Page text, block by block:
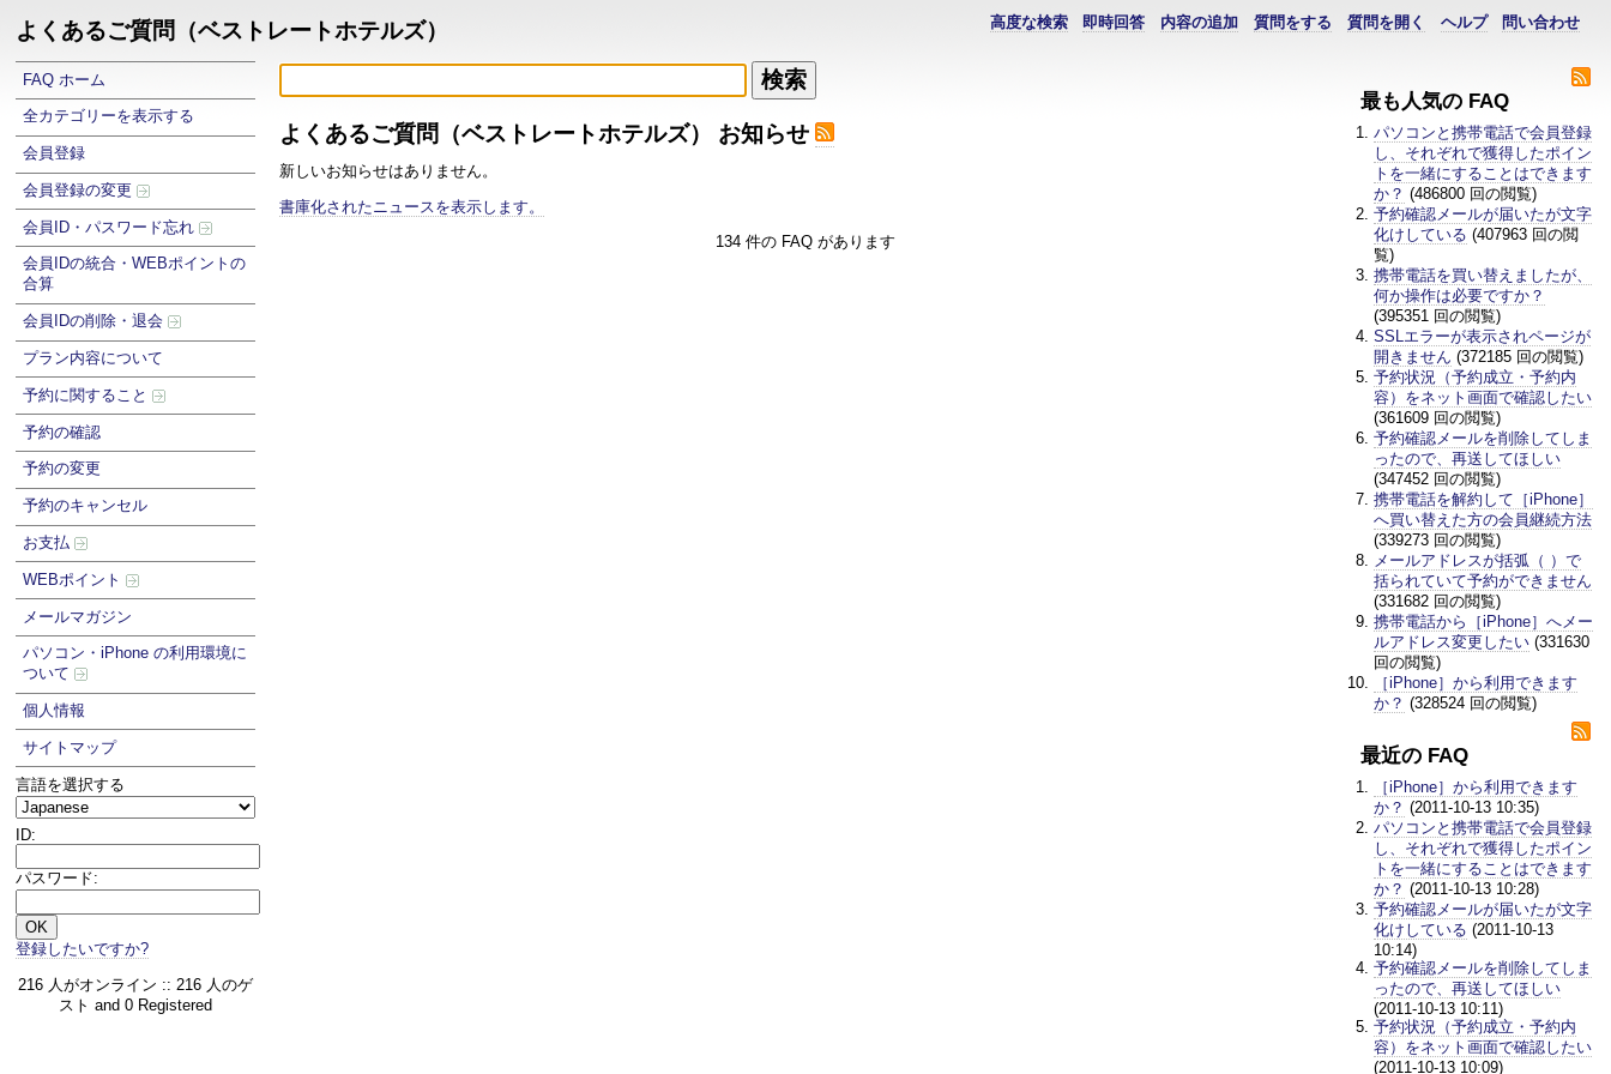
よくあるご質問（ベストレートホテルズ） 問い合わせ
ヘルプ
質問を開く
質問をする
内容の追加
即時回答
高度な検索
FAQ ホーム
全カテゴリーを表示する
会員登録
会員登録の変更
会員ID・パスワード忘れ
会員IDの統合・WEBポイントの
合算
会員IDの削除・退会
プラン内容について
予約に関すること
予約の確認
予約の変更
予約のキャンセル
お支払
WEBポイント
メールマガジン
パソコン・iPhone の利用環境に
ついて
個人情報
サイトマップ
言語を選択する
ID:
パスワード:
登録したいですか?
216 人がオンライン :: 216 人のゲ
スト and 0 Registered
最も人気の FAQ
パソコンと携帯電話で会員登録
し、それぞれで獲得したポイン
トを一緒にすることはできます
か？ (486800 回の閲覧)
予約確認メールが届いたが文字
化けしている (407963 回の閲
覧)
携帯電話を買い替えましたが、
何か操作は必要ですか？
(395351 回の閲覧)
SSLエラーが表示されページが
開きません (372185 回の閲覧)
予約状況（予約成立・予約内
容）をネット画面で確認したい
(361609 回の閲覧)
予約確認メールを削除してしま
ったので、再送してほしい
(347452 回の閲覧)
携帯電話を解約して［iPhone］
へ買い替えた方の会員継続方法
(339273 回の閲覧)
メールアドレスが括弧（ ）で
括られていて予約ができません
(331682 回の閲覧)
携帯電話から［iPhone］へメー
ルアドレス変更したい (331630
回の閲覧)
［iPhone］から利用できます
か？ (328524 回の閲覧)
最近の FAQ
［iPhone］から利用できます
か？ (2011-10-13 10:35)
パソコンと携帯電話で会員登録
し、それぞれで獲得したポイン
トを一緒にすることはできます
か？ (2011-10-13 10:28)
予約確認メールが届いたが文字
化けしている (2011-10-13
10:14)
予約確認メールを削除してしま
ったので、再送してほしい
(2011-10-13 10:11)
予約状況（予約成立・予約内
容）をネット画面で確認したい
(2011-10-13 10:09)
よくあるご質問（ベストレートホテルズ） お知らせ
新しいお知らせはありません。
書庫化されたニュースを表示します。
134 件の FAQ があります